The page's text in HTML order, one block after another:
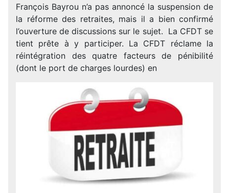
François Bayrou n’a pas annoncé la suspension de
la réforme des retraites, mais il a bien confirmé
l’ouverture de discussions sur le sujet. La CFDT se
tient prête à y participer. La CFDT réclame la
réintégration des quatre facteurs de pénibilité
(dont le port de charges lourdes) en